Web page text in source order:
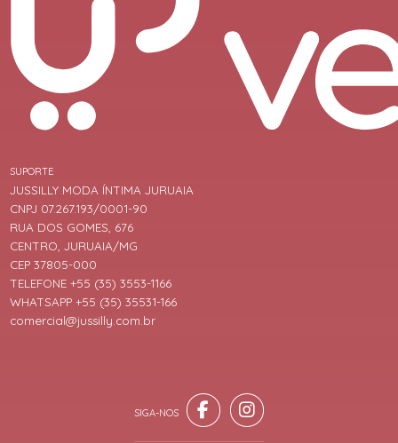
SUPORTE
JUSSILLY MODA ÍNTIMA JURUAIA
CNPJ 07.267.193/0001-90
RUA DOS GOMES, 676
CENTRO, JURUAIA/MG
CEP 37805-000
TELEFONE +55 (35) 3553-1166
WHATSAPP +55 (35) 35531-166
comercial@jussilly.com.br